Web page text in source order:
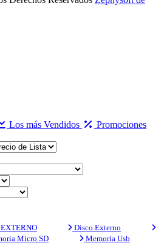
Los más Vendidos
Promociones
Disco Externo
Micro SD
Memoria Usb